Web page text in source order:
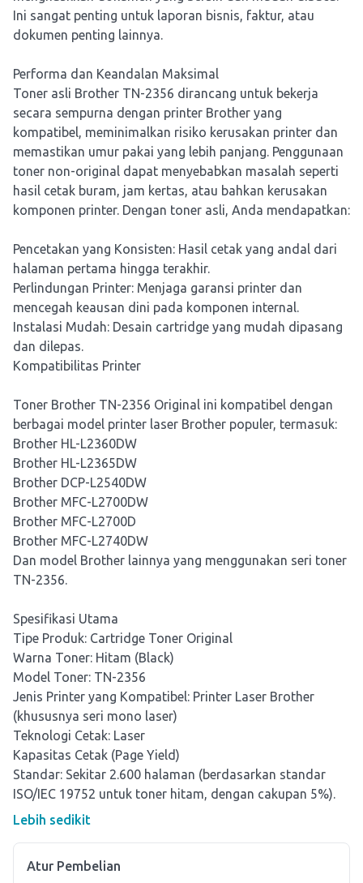
Ini sangat penting untuk laporan bisnis, faktur, atau
dokumen penting lainnya.
Performa dan Keandalan Maksimal
Toner asli Brother TN-2356 dirancang untuk bekerja
secara sempurna dengan printer Brother yang
kompatibel, meminimalkan risiko kerusakan printer dan
memastikan umur pakai yang lebih panjang. Penggunaan
toner non-original dapat menyebabkan masalah seperti
hasil cetak buram, jam kertas, atau bahkan kerusakan
komponen printer. Dengan toner asli, Anda mendapatkan:
Pencetakan yang Konsisten: Hasil cetak yang andal dari
halaman pertama hingga terakhir.
Perlindungan Printer: Menjaga garansi printer dan
mencegah keausan dini pada komponen internal.
Instalasi Mudah: Desain cartridge yang mudah dipasang
dan dilepas.
Kompatibilitas Printer
Toner Brother TN-2356 Original ini kompatibel dengan
berbagai model printer laser Brother populer, termasuk:
Brother HL-L2360DW
Brother HL-L2365DW
Brother DCP-L2540DW
Brother MFC-L2700DW
Brother MFC-L2700D
Brother MFC-L2740DW
Dan model Brother lainnya yang menggunakan seri toner
TN-2356.
Spesifikasi Utama
Tipe Produk: Cartridge Toner Original
Warna Toner: Hitam (Black)
Model Toner: TN-2356
Jenis Printer yang Kompatibel: Printer Laser Brother
(khususnya seri mono laser)
Teknologi Cetak: Laser
Kapasitas Cetak (Page Yield)
Standar: Sekitar 2.600 halaman (berdasarkan standar
Lebih sedikit
Atur Pembelian